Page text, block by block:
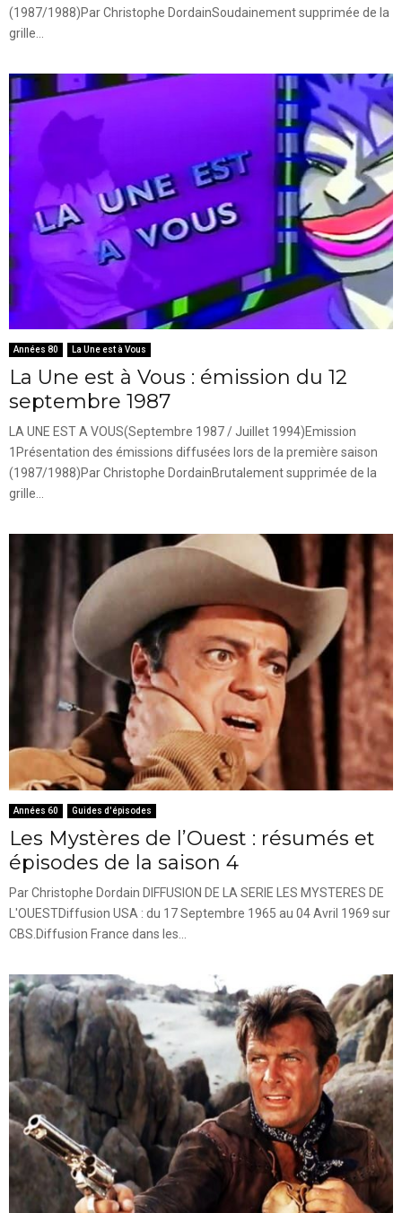
(1987/1988)Par Christophe DordainSoudainement supprimée de la
grille...
Années 80 La Une est à Vous
La Une est à Vous : émission du 12
septembre 1987
LA UNE EST A VOUS(Septembre 1987 / Juillet 1994)Emission
1Présentation des émissions diffusées lors de la première saison
(1987/1988)Par Christophe DordainBrutalement supprimée de la
grille...
Années 60 Guides d'épisodes
Les Mystères de l’Ouest : résumés et
épisodes de la saison 4
Par Christophe Dordain DIFFUSION DE LA SERIE LES MYSTERES DE
L'OUESTDiffusion USA : du 17 Septembre 1965 au 04 Avril 1969 sur
CBS.Diffusion France dans les...